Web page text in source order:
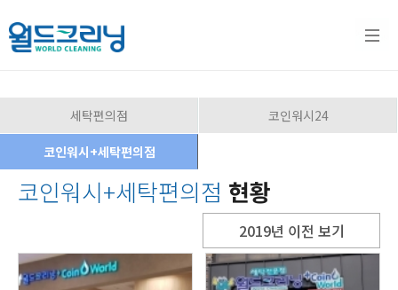
세탁
서비
창업
안내
월드
크리
안내
세탁편의점 코인워시24
코인워시+세탁편의점
코인워시+세탁편의점 현황
2019년 이전 보기